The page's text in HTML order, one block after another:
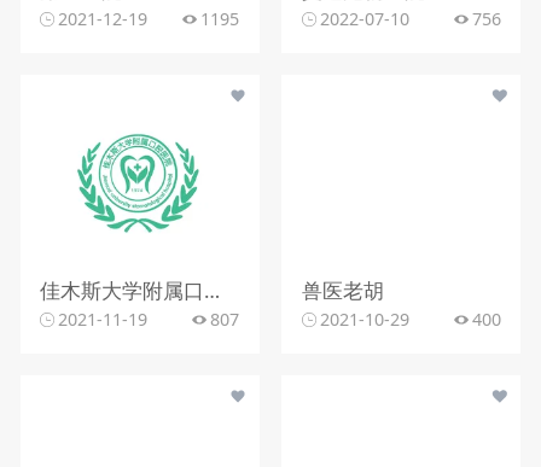
2021-12-19 1195 2022-07-10 756
佳木斯大学附属口腔医院
2021-11-19 807
兽医老胡
2021-10-29 400